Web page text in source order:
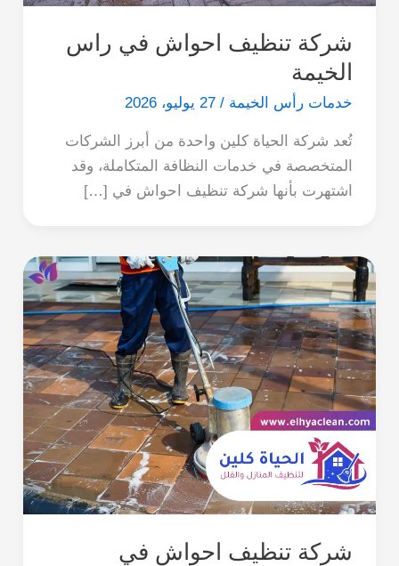
شركة تنظيف احواش في راس
الخيمة
خدمات رأس الخيمة / 27 يوليو، 2026
تُعد شركة الحياة كلين واحدة من أبرز الشركات
المتخصصة في خدمات النظافة المتكاملة، وقد
اشتهرت بأنها شركة تنظيف احواش في […]
شركة تنظيف احواش في